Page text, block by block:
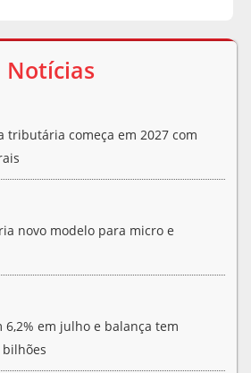
Notícias
tributária começa em 2027 com
novo modelo para micro e
6,2% em julho e balança tem
bilhões